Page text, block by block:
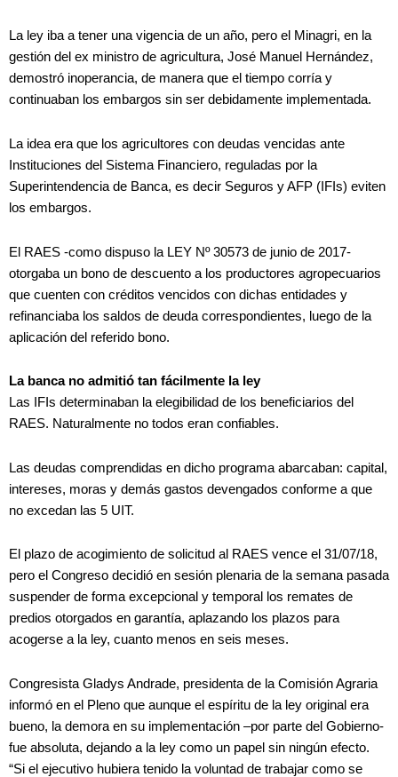
La ley iba a tener una vigencia de un año, pero el Minagri, en la
gestión del ex ministro de agricultura, José Manuel Hernández,
demostró inoperancia, de manera que el tiempo corría y
continuaban los embargos sin ser debidamente implementada.
La idea era que los agricultores con deudas vencidas ante
Instituciones del Sistema Financiero, reguladas por la
Superintendencia de Banca, es decir Seguros y AFP (IFIs) eviten
los embargos.
El RAES -como dispuso la LEY Nº 30573 de junio de 2017-
otorgaba un bono de descuento a los productores agropecuarios
que cuenten con créditos vencidos con dichas entidades y
refinanciaba los saldos de deuda correspondientes, luego de la
aplicación del referido bono.
La banca no admitió tan fácilmente la ley
Las IFIs determinaban la elegibilidad de los beneficiarios del
RAES. Naturalmente no todos eran confiables.
Las deudas comprendidas en dicho programa abarcaban: capital,
intereses, moras y demás gastos devengados conforme a que
no excedan las 5 UIT.
El plazo de acogimiento de solicitud al RAES vence el 31/07/18,
pero el Congreso decidió en sesión plenaria de la semana pasada
suspender de forma excepcional y temporal los remates de
predios otorgados en garantía, aplazando los plazos para
acogerse a la ley, cuanto menos en seis meses.
Congresista Gladys Andrade, presidenta de la Comisión Agraria
informó en el Pleno que aunque el espíritu de la ley original era
bueno, la demora en su implementación –por parte del Gobierno-
fue absoluta, dejando a la ley como un papel sin ningún efecto.
“Si el ejecutivo hubiera tenido la voluntad de trabajar como se